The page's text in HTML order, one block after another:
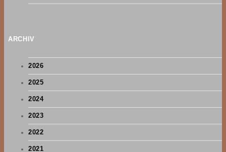
ARCHIV
2026
2025
2024
2023
2022
2021